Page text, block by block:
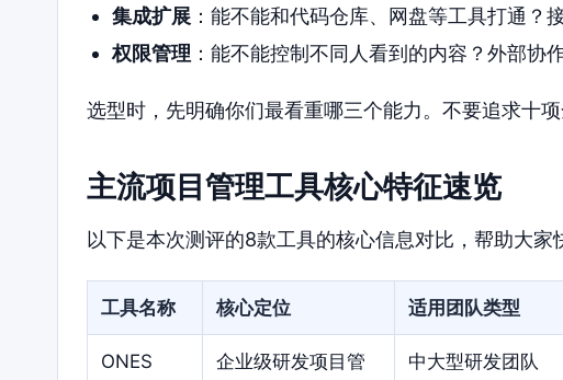
集成扩展：能不能和代码仓库、网盘等工具打通？
权限管理 ：能不能控制不同人看到的内容？外部协
选型时，先明确你们最看重哪三个能力。不要追求十
主流项目管理工具核心特征速览
以下是本次测评的8款工具的核心信息对比，帮助大家
工具名称 核心定位 适用团队类型
ONES
企业级研发项目管
中大型研发团队